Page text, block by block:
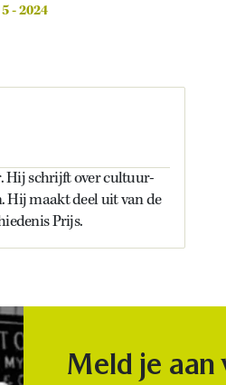
- 2024
Hij schrijft over cultuur-
Hij maakt deel uit van de
Prijs.
Meld je